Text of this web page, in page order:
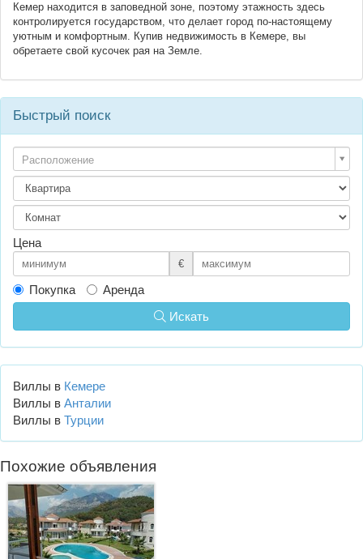
Кемер находится в заповедной зоне, поэтому этажность здесь
контролируется государством, что делает город по-настоящему
уютным и комфортным. Купив недвижимость в Кемере, вы
обретаете свой кусочек рая на Земле.
Быстрый поиск
Расположение
Цена
€
Покупка
Аренда
Искать
Виллы в Кемере
Виллы в Анталии
Виллы в Турции
Похожие объявления